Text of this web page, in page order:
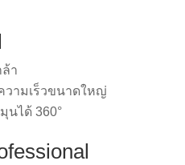
า
ามเร็วขนาดใหญ่
นได้ 360°